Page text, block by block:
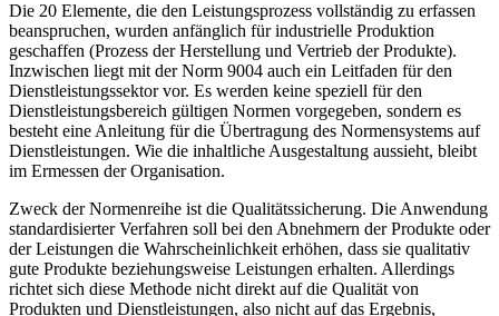
Die 20 Elemente, die den Leistungsprozess vollständig zu erfassen
beanspruchen, wurden anfänglich für industrielle Produktion
geschaffen (Prozess der Herstellung und Vertrieb der Produkte).
Inzwischen liegt mit der Norm 9004 auch ein Leitfaden für den
Dienstleistungssektor vor. Es werden keine speziell für den
Dienstleistungsbereich gültigen Normen vorgegeben, sondern es
besteht eine Anleitung für die Übertragung des Normensystems auf
Dienstleistungen. Wie die inhaltliche Ausgestaltung aussieht, bleibt
im Ermessen der Organisation.
Zweck der Normenreihe ist die Qualitätssicherung. Die Anwendung
standardisierter Verfahren soll bei den Abnehmern der Produkte oder
der Leistungen die Wahrscheinlichkeit erhöhen, dass sie qualitativ
gute Produkte beziehungsweise Leistungen erhalten. Allerdings
richtet sich diese Methode nicht direkt auf die Qualität von
Produkten und Dienstleistungen, also nicht auf das Ergebnis,